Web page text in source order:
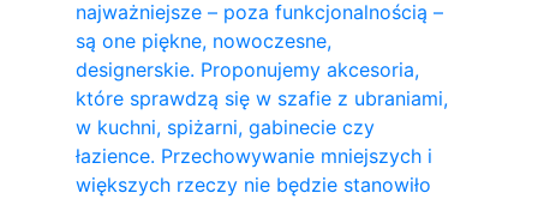
najważniejsze – poza funkcjonalnością –
są one piękne, nowoczesne,
designerskie. Proponujemy akcesoria,
które sprawdzą się w szafie z ubraniami,
w kuchni, spiżarni, gabinecie czy
łazience. Przechowywanie mniejszych i
większych rzeczy nie będzie stanowiło